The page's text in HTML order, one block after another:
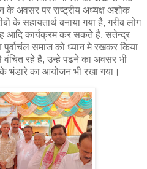
के अवसर पर राष्ट्रीय अध्यक्ष अशोक
के सहायतार्थ बनाया गया है, गरीब लोग
आदि कार्यक्रम कर सकते है, सतेन्द्र
पुर्वाचंल समाज को ध्यान मे रखकर किया
वंचित रहे है, उन्हे पढने का अवसर भी
भंडारे का आयोजन भी रखा गया।